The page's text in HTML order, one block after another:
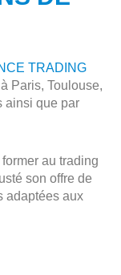
TRADING
Paris, Toulouse,
ainsi que par
au trading
son offre de
adaptées aux